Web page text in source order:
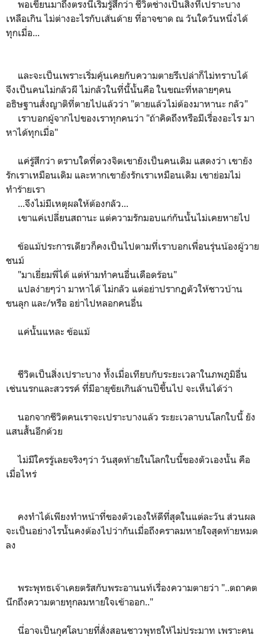
พอเขียนมาถึงตรงนี้เริ่มรู้สึกว่า ชีวิตช่างเป็นสิ่งที่เปราะบาง
เหลือเกิน ไม่ต่างอะไรกับเส้นด้าย ที่อาจขาด ณ วันใดวันหนึ่งได้
ทุกเมื่อ...
และจะเป็นเพราะเริ่มคุ้นเคยกับความตายรึเปล่าก็ไม่ทราบได้
จึงเป็นคนไม่กลัวผี ไม่กลัวในที่นี้นั้นคือ ในขณะที่หลายๆคน
อธิษฐานสั่งญาติที่ตายไปแล้วว่า "ตายแล้วไม่ต้องมาหานะ กลัว"
เราบอกผู้จากไปของเราทุกคนว่า "ถ้าคิดถึงหรือมีเรื่องอะไร มา
หาได้ทุกเมื่อ"
แค่รู้สึกว่า ตราบใดที่ดวงจิตเขายังเป็นคนเดิม แสดงว่า เขายัง
รักเราเหมือนเดิม และหากเขายังรักเราเหมือนเดิม เขาย่อมไม่
ทำร้ายเรา
...จึงไม่มีเหตุผลให้ต้องกลัว...
เขาแค่เปลี่ยนสถานะ แต่ความรักมอบแก่กันนั้นไม่เคยหายไป
ข้อแม้ประการเดียวก็คงเป็นไปตามที่เราบอกเพื่อนรุ่นน้องผู้วาย
ชนม์
"มาเยี่ยมพี่ได้ แต่ห้ามทำคนอื่นเดือดร้อน"
แปลง่ายๆว่า มาหาได้ ไม่กลัว แต่อย่าปรากฏตัวให้ชาวบ้าน
ขนลุก และ/หรือ อย่าไปหลอกคนอื่น
แค่นั้นแหละ ข้อแม้
ชีวิตเป็นสิ่งเปราะบาง ทั้งเมื่อเทียบกับระยะเวลาในภพภูมิอื่น
เช่นนรกและสวรรค์ ที่มีอายุขัยเกินล้านปีขึ้นไป จะเห็นได้ว่า
นอกจากชีวิตคนเราจะเปราะบางแล้ว ระยะเวลาบนโลกใบนี้ ยัง
แสนสั้นอีกด้วย
ไม่มีใครรู้เลยจริงๆว่า วันสุดท้ายในโลกใบนี้ของตัวเองนั้น คือ
เมื่อไหร่
คงทำได้เพียงทำหน้าที่ของตัวเองให้ดีที่สุดในแต่ละวัน ส่วนผล
จะเป็นอย่างไรนั้นคงต้องไปว่ากันเมื่อถึงคราลมหายใจสุดท้ายหมด
ลง
พระพุทธเจ้าเคยตรัสกับพระอานนท์เรื่องความตายว่า "..ตถาคต
นึกถึงความตายทุกลมหายใจเข้าออก.."
นี่อาจเป็นกุศโลบายที่สั่งสอนชาวพุทธให้ไม่ประมาท เพราะคน